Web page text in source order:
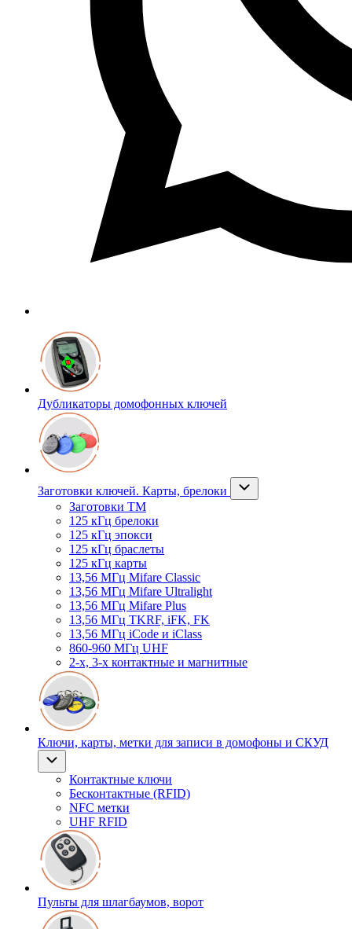
Дубликаторы домофонных ключей
Заготовки ключей. Карты, брелоки
Заготовки ТМ
125 кГц брелоки
125 кГц эпокси
125 кГц браслеты
125 кГц карты
13,56 МГц Mifare Classic
13,56 МГц Mifare Ultralight
13,56 МГц Mifare Plus
13,56 МГц TKRF, iFK, FK
13,56 МГц iCode и iClass
860-960 МГц UHF
2-х, 3-х контактные и магнитные
Ключи, карты, метки для записи в домофоны и СКУД
Контактные ключи
Бесконтактные (RFID)
NFC метки
UHF RFID
Пульты для шлагбаумов, ворот